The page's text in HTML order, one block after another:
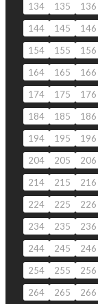
134
135 136
144
145 146
154
155 156
164
165 166
174
175 176
184
185 186
194
195 196
204
205 206
214
215 216
224
225 226
234
235 236
244
245 246
254
255 256
264
265 266